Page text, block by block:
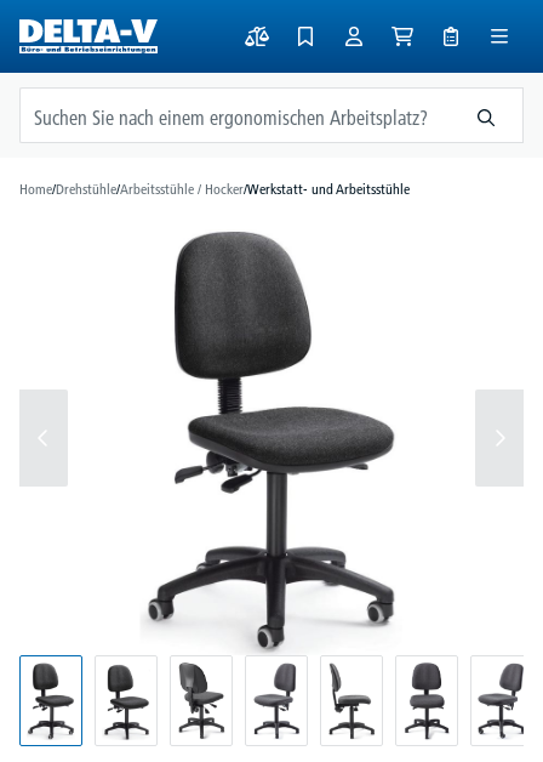
springen
Home/Drehstühle/Arbeitsstühle / Hocker/Werkstatt- und Arbeitsstühle